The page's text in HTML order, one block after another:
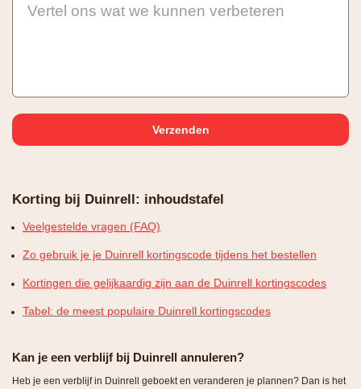
Vertel ons wat we kunnen verbeteren
Korting bij Duinrell: inhoudstafel
Veelgestelde vragen (FAQ)
Zo gebruik je je Duinrell kortingscode tijdens het bestellen
Kortingen die gelijkaardig zijn aan de Duinrell kortingscodes
Tabel: de meest populaire Duinrell kortingscodes
Kan je een verblijf bij Duinrell annuleren?
Heb je een verblijf in Duinrell geboekt en veranderen je plannen? Dan is het